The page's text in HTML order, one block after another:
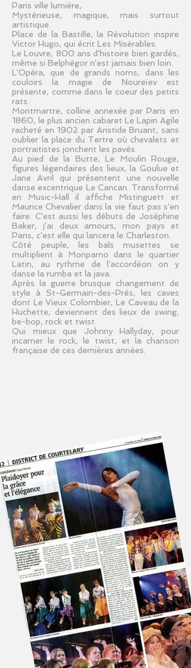
Paris ville lumière,
Mystérieuse, magique, mais surtout
artistique.
Place de la Bastille, la Révolution inspire
Victor Hugo, qui écrit Les Misérables.
Le Louvre, 800 ans d'histoire bien gardés,
même si Belphégor n'est jamais bien loin.
L'Opéra, que de grands noms, dans les
couloirs la magie de Noureïev est
présente, comme dans le coeur des petits
rats.
Montmartre, colline annexée par Paris en
1860, le plus ancien cabaret Le Lapin Agile
racheté en 1902 par Aristide Bruant, sans
oublier la place du Tertre où chevalets et
portraitistes jonchent les pavés.
Au pied de la Butte, Le Moulin Rouge,
figures légendaires des lieux, la Goulue et
Jane Avril qui présentent une nouvelle
danse excentrique Le Cancan. Transformé
en Music-Hall il affiche Mistinguett et
Maurice Chevalier dans la vie faut pas s'en
faire. C'est aussi les débuts de Joséphine
Baker, j'ai deux amours, mon pays et
Paris, c'est elle qui lancera le Charleston.
Côté peuple, les bals musettes se
multiplient à Monparno dans le quartier
Latin, au rythme de l'accordéon on y
danse la rumba et la java.
Après la guerre brusque changement de
style à St-Germain-des-Prés, les caves
dont Le Vieux Colombier, Le Caveau de la
Huchette, deviennent des lieux de swing,
be-bop, rock et twist.
Qui mieux que Johnny Hallyday, pour
incarner le rock, le twist, et la chanson
française de ces dernières années.